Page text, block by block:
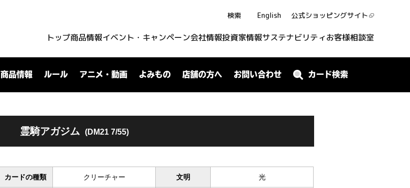
検索 English 公式ショッピングサイト
トップ商品情報イベント・キャンペーン会社情報投資家情報サステナビリティお客様相談室
商品情報 ルール アニメ・動画 よみもの 店舗の方へ お問い合わせ カード検索
霊騎アガジム (DM21 7/55)
カードの種類 クリーチャー 文明 光